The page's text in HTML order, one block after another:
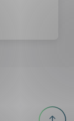
Til